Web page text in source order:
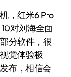
，红米6 Pro
对刘海全面
分软件，很
觉体验极
布，相信会